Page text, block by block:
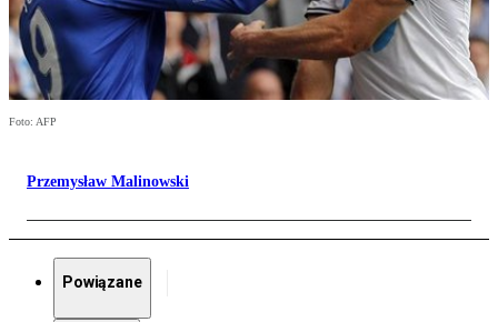
Foto: AFP
Przemysław Malinowski
Powiązane